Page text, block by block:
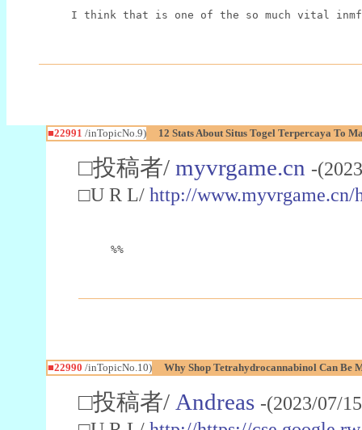
I think that is one of the so much vital
■22991 /inTopicNo.9) 12 Stats About Situs Togel Terpercaya To
□投稿者/ myvrgame.cn -
□U R L/ http://www.myvrgame.cn/
%%
■22990 /inTopicNo.10) Why Shop Tetrahydrocannabinol Can Be
□投稿者/ Andreas -(2023/07/